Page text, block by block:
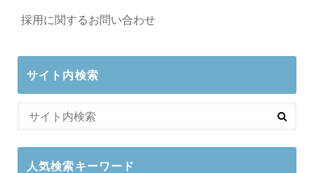
採用に関するお問い合わせ
サイト内検索
人気検索キーワード